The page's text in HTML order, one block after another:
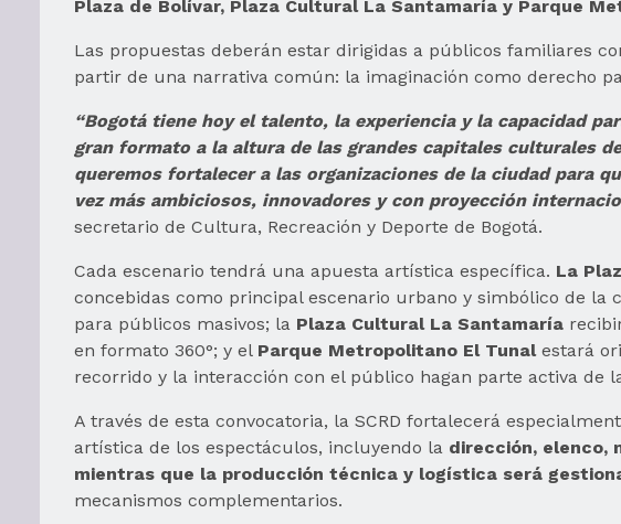
Plaza de Bolívar, Plaza Cultural La Santamaría y Parque
Las propuestas deberán estar dirigidas a públicos familiares
partir de una narrativa común: la imaginación como derecho
“Bogotá tiene hoy el talento, la experiencia y la capacidad
gran formato a la altura de las grandes capitales culturales
queremos fortalecer a las organizaciones de la ciudad para
vez más ambiciosos, innovadores y con proyección
secretario de Cultura, Recreación y Deporte de Bogotá.
Cada escenario tendrá una apuesta artística específica. La
concebidas como principal escenario urbano y simbólico de la
para públicos masivos; la Plaza Cultural La Santamaría
en formato 360°; y el Parque Metropolitano El Tunalestará
recorrido y la interacción con el público hagan parte activa de
A través de esta convocatoria, la SCRD fortalecerá
artística de los espectáculos, incluyendo la dirección, elenco,
mientras que la producción técnica y logística será
mecanismos complementarios.